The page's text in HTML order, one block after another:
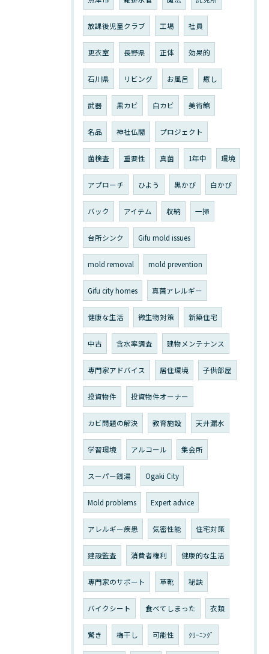
放課後児童クラブ 工場 社員
更衣室 長野県 正体 効果的
石川県 リビング お風呂 癒し
武器 黒カビ 白カビ 美術館
名品 神社仏閣 プロジェクト
菌検査 重要性 真菌 1年中 環境
アプローチ ひよう 黒かび 白かび
バック アイテム 収納 一掃
台所シンク Gifu mold issues
mold removal mold prevention
Gifu city homes 真菌アレルギー
健康な生活 微生物対策 新築住宅
中古 含水率調査 建物メンテナンス
専門家アドバイス 居住環境 子供部屋
投資物件 投資物件オーナー
カビ問題の解決 教育施設 天井漏水
学習環境 アルコール 集会所
スーパー銭湯 Ogaki City
Mold problems Expert advice
アレルギー疾患 気密性能 住宅対策
建設監査 消費者権利 健康的な生活
専門家のサポート 革靴 秘訣
バイクシート 食べてしまった 衣類
驚き 梅干し 可能性 ｸﾘｰﾆﾝｸﾞ